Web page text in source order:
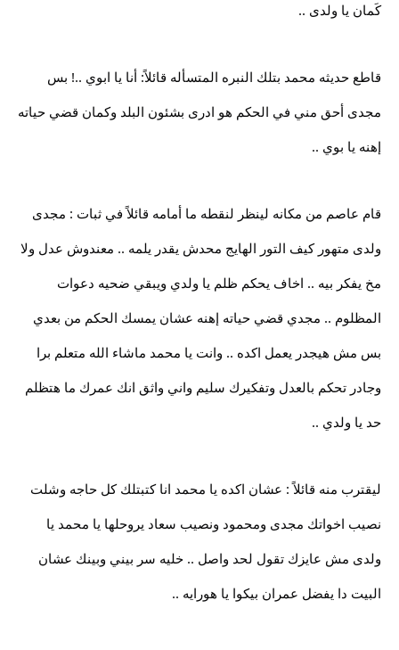
كَمان يا ولدى ..
قاطع حديثه محمد بتلك النبره المتسأله قائلاً: أنا يا ابوي ..! بس
مجدى أحق مني في الحكم هو ادرى بشئون البلد وكمان قضي حياته
إهنه يا بوي ..
قام عاصم من مكانه لينظر لنقطه ما أمامه قائلاً في ثبات : مجدى
ولدى متهور كيف التور الهايج محدش يقدر يلمه .. معندوش عدل ولا
مخ يفكر بيه .. اخاف يحكم ظلم يا ولدي ويبقي ضحيه دعوات
المظلوم .. مجدي قضي حياته إهنه عشان يمسك الحكم من بعدي
بس مش هيجدر يعمل اكده .. وانت يا محمد ماشاء الله متعلم برا
وجادر تحكم بالعدل وتفكيرك سليم واني واثق انك عمرك ما هتظلم
حد يا ولدي ..
ليقترب منه قائلاً : عشان اكده يا محمد انا كتبتلك كل حاجه وشلت
نصيب اخواتك مجدى ومحمود ونصيب سعاد يروحلها يا محمد يا
ولدى مش عايزك تقول لحد واصل .. خليه سر بيني وبينك عشان
البيت دا يفضل عمران بيكوا يا هورايه ..